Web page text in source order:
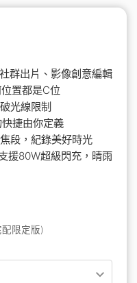
群出片、影像創意編輯
置都是C位
光線限制
捷由你定義
段，紀錄美好時光
援80W超級閃充，晴雨
限定版)